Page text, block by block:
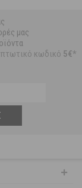
μας
κωδικό 5€*